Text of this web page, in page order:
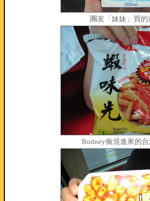
團友「妹妹」買
Rodney偷混進來的